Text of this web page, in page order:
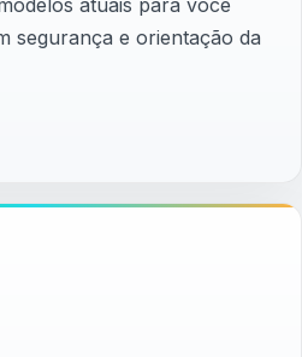
atuais para você
segurança e orientação da